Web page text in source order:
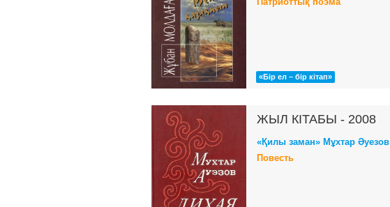
«Бір ел – бір кітап»
ЖЫЛ КІТАБЫ - 2008
«Қилы заман» Мұхтар Әуезов
Повесть